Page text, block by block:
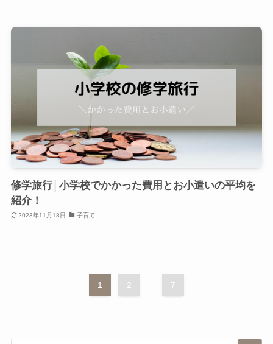
修学旅行│小学校でかかった費用とお小遣いの平均を
紹介！
2023年11月18日 子育て
1 2 7